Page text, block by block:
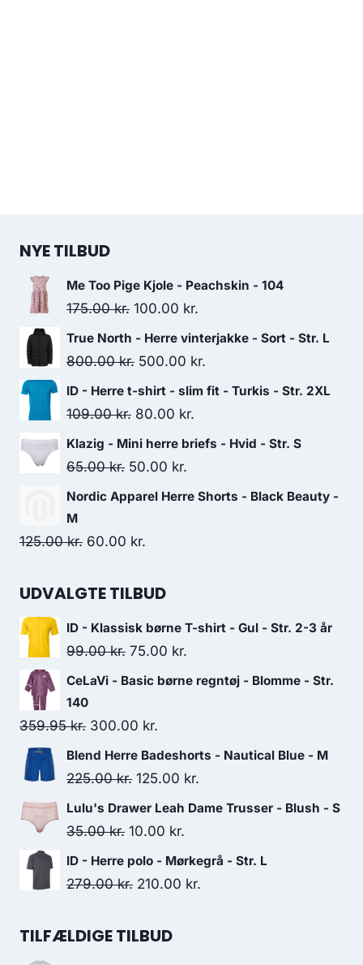
NYE TILBUD
Me Too Pige Kjole - Peachskin - 104
175.00kr. Original
price
was:
100.00 kr.
price
is:
True North - Herre vinterjakke - Sort - Str. L
800.00kr. Original
price
was:
500.00 kr.
price
ID - Herre t-shirt - slim fit - Turkis - Str. 2XL
109.00kr. Original
price
was:
80.00 kr.
price
Klazig - Mini herre briefs - Hvid - Str. S
65.00kr. Original
price
65.00 kr..
50.00 kr.
price
Nordic Apparel Herre Shorts - Black Beauty -
M
125.00kr. Original
was:
60.00 kr.
is:
UDVALGTE TILBUD
ID - Klassisk børne T-shirt - Gul - Str. 2-3 år
99.00kr. Original
price
99.00 kr..
75.00 kr.
price
CeLaVi - Basic børne regntøj - Blomme - Str.
140
359.95kr. Original
price
was:
300.00 kr.
price
is:
Blend Herre Badeshorts - Nautical Blue - M
225.00kr. Original
price
was:
125.00 kr.
price
125.00 kr..
Lulu's Drawer Leah Dame Trusser - Blush - S
35.00kr. Original
price
was:
10.00 kr.
price
is:
ID - Herre polo - Mørkegrå - Str. L
279.00kr. Original
was:
210.00 kr.
TILFÆLDIGE TILBUD